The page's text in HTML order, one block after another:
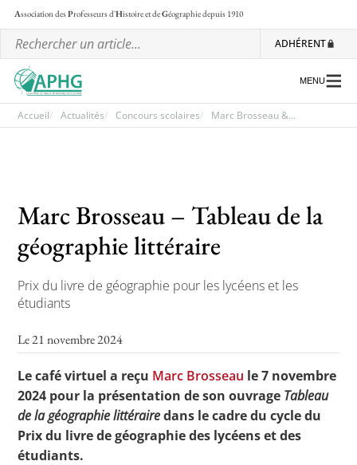
Association desProfesseurs d'Histoire et deGéographiedepuis 1910
ADHÉRENT
Les ateliers nationaux
Communiqués et motions
Lettre d’information de l’APHG
Toutes les actualités
MENU
Accueil Actualités Concours scolaires Marc Brosseau &...
Marc Brosseau – Tableau de la
géographie littéraire
Prix du livre de géographie pour les lycéens et les
étudiants
Le 21 novembre 2024
Le café virtuel a reçu Marc Brosseau le 7 novembre
2024 pour la présentation de son ouvrage Tableau
de la géographie littérairedans le cadre du cycle du
Prix du livre de géographie des lycéens et des
étudiants.